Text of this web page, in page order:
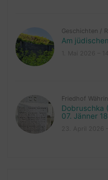
Geschichten /
Am
Friedhof
Dobruschka
07. Jänner